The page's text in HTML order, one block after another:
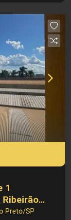
1
Ribeirão
Preto/SP